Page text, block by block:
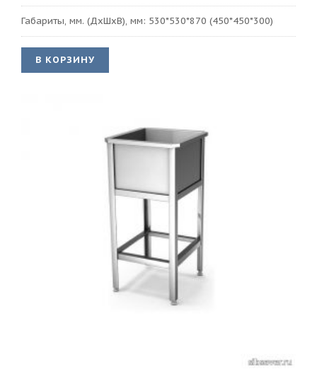
Габариты, мм. (ДхШхВ), мм: 530*530*870 (450*450*300)
В КОРЗИНУ